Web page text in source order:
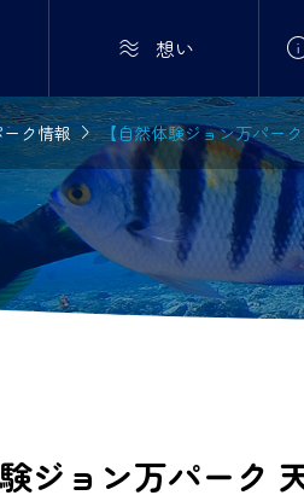
 想い
ク情報【自然体験ジョン万パー
験ジョン万パーク